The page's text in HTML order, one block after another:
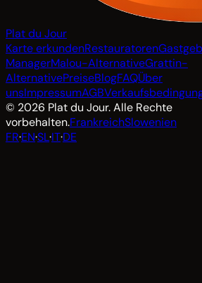
Plat du Jour
Karte erkundenRestauratoren
ManagerMalou-AlternativeGrattin-
AlternativePreiseBlogFAQÜber
unsImpressumAGB
© 2026 Plat du Jour. Alle Rechte
vorbehalten.FrankreichSlowenien
FR·EN·SL·IT·DE